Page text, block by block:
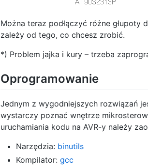
Można teraz podłączyć różne
zależy od tego, co chcesz zrobić.
*) Problem jajka i kury – trzeba
Oprogramowanie
Jednym z wygodniejszych rozwiązań
wystarczy poznać wnętrze
uruchamiania kodu na AVR-y należy
Narzędzia: binutils
Kompilator: gcc